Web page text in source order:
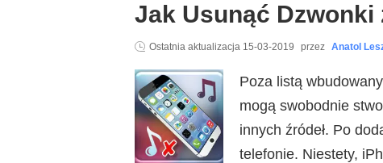
Jak Usunąć Dzwonki
Ostatnia aktualizacja 15-03-2019 przez Anatol
Poza listą
mogą swobodnie
innych źródeł. Po
telefonie. Niestety,